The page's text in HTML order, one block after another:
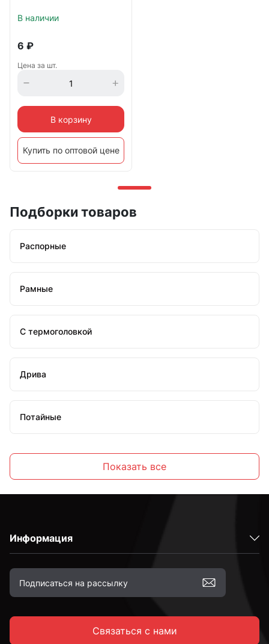
В наличии
6 ₽
Цена за шт.
В корзину
Купить по оптовой цене
Подборки товаров
Распорные
Рамные
С термоголовкой
Дрива
Потайные
М4
М5
Показать все
Информация
Связаться с нами